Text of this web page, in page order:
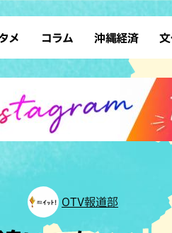
ブ
活
SDGs
ローカルニュース
沖縄旧暦行事
メ
ツ 占い
芸人 テレビ
コラム 沖縄経済
復
OTV報道部